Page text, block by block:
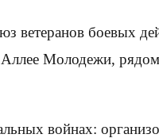
ветеранов боевых
Молодежи,
войнах: